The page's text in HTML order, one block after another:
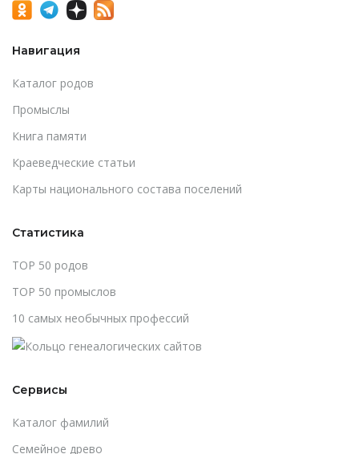
Навигация
Каталог родов
Промыслы
Книга памяти
Краеведческие статьи
Карты национального состава поселений
Статистика
TOP 50 родов
TOP 50 промыслов
10 самых необычных профессий
Сервисы
Каталог фамилий
Cемейное древо